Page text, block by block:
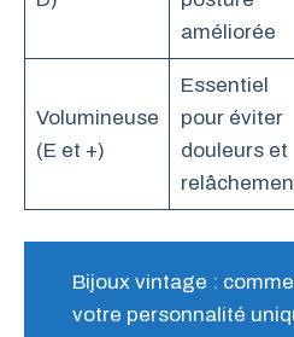
améliorée
Volumineuse
(E et +)
Essentiel
pour éviter
douleurs et
Bijoux vintage :
votre personnalité